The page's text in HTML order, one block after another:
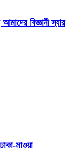
বিজ্ঞানী স্যার
মাওয়া